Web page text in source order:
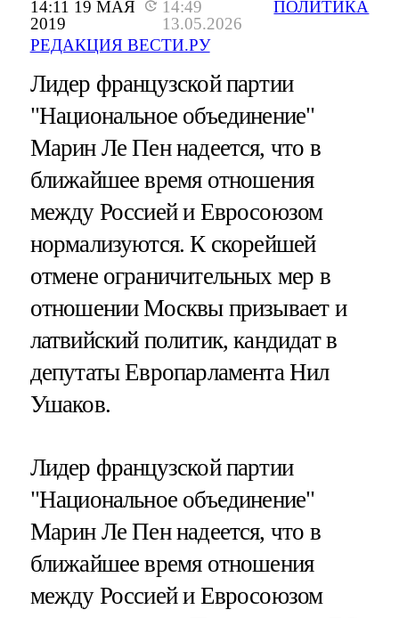
14:11 19 МАЯ
2019
14:49
13.05.2026
РЕДАКЦИЯ ВЕСТИ.РУ
ПОЛИТИКА
Лидер французской партии
"Национальное объединение"
Марин Ле Пен надеется, что в
ближайшее время отношения
между Россией и Евросоюзом
нормализуются. К скорейшей
отмене ограничительных мер в
отношении Москвы призывает и
латвийский политик, кандидат в
депутаты Европарламента Нил
Ушаков.
Лидер французской партии
"Национальное объединение"
Марин Ле Пен надеется, что в
ближайшее время отношения
между Россией и Евросоюзом